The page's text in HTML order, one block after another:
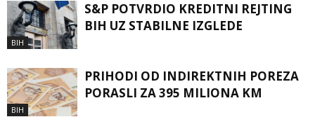
BIH
S&P POTVRDIO KREDITNI REJTING
BIH UZ STABILNE IZGLEDE
BIH
PRIHODI OD INDIREKTNIH POREZA
PORASLI ZA 395 MILIONA KM